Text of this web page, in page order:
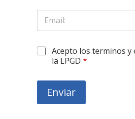
l
o
S
o
m
r
E
a
lO
r
Acepto los terminos y
la LPGD *
Enviar